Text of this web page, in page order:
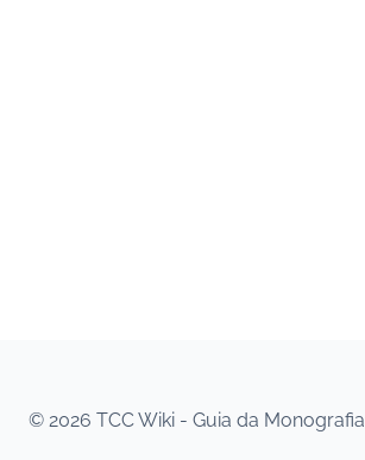
© 2026 TCC Wiki - Guia da Monografia